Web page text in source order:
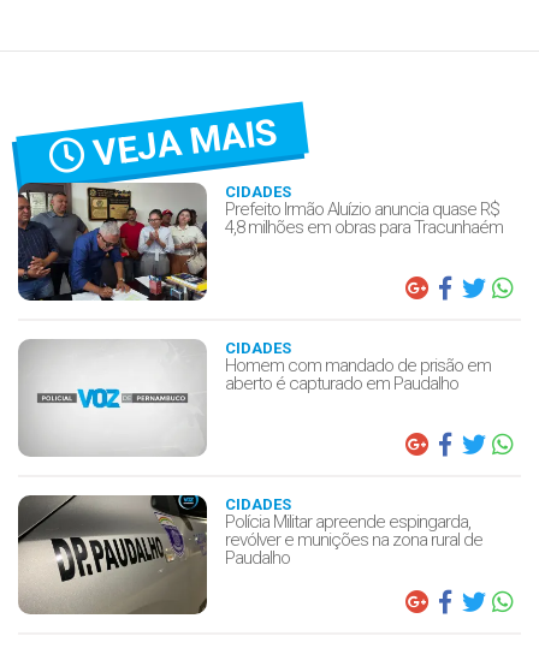
VEJA MAIS
CIDADES
Prefeito Irmão Aluízio anuncia quase R$
4,8 milhões em obras para Tracunhaém
CIDADES
Homem com mandado de prisão em
aberto é capturado em Paudalho
CIDADES
Polícia Militar apreende espingarda,
revólver e munições na zona rural de
Paudalho